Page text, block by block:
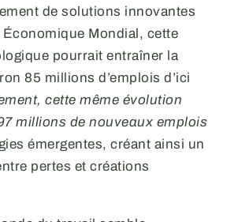
de solutions innovantes
Économique Mondial, cette
pourrait entraîner la
85 millions d’emplois d’ici
cette même évolution
millions de nouveaux emplois
émergentes, créant ainsi un
pertes et créations